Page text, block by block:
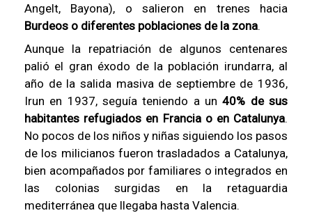
Angelt, Bayona), o salieron en trenes hacia
Burdeos o diferentes poblaciones de la zona.
Aunque la repatriación de algunos centenares
palió el gran éxodo de la población irundarra, al
año de la salida masiva de septiembre de 1936,
Irun en 1937, seguía teniendo a un40% de sus
habitantes refugiados en Francia o en Catalunya.
No pocos de los niños y niñas siguiendo los pasos
de los milicianos fueron trasladados a Catalunya,
bien acompañados por familiares o integrados en
las colonias surgidas en la retaguardia
mediterránea que llegaba hasta Valencia.